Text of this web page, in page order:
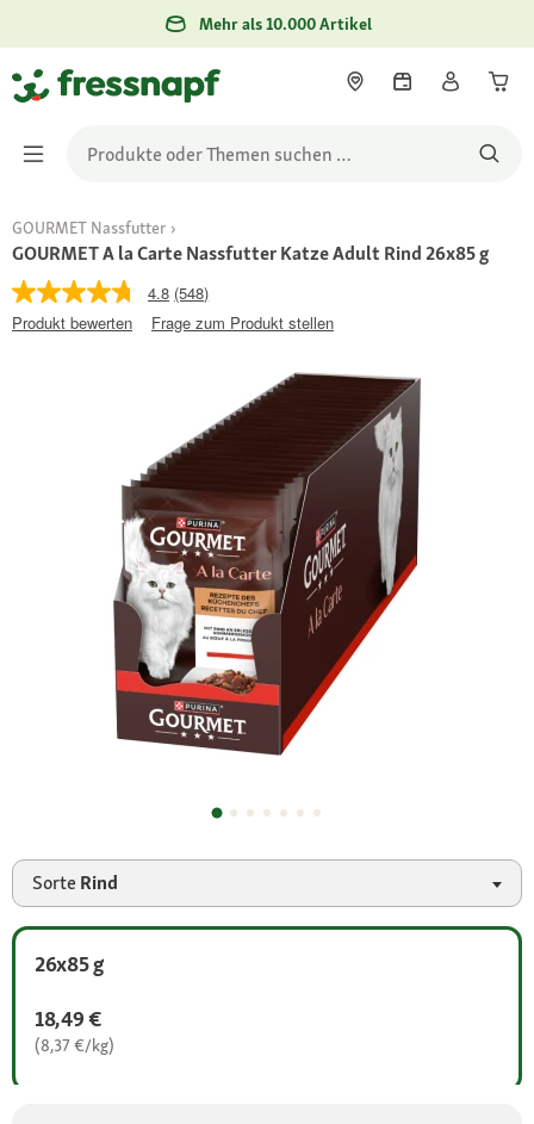
Mehr als 10.000 Artikel
GOURMET Nassfutter
GOURMET A la Carte Nassfutter Katze Adult Rind 26x85 g
4.8 (548)
Produkt bewerten
Frage zum Produkt stellen
Sorte Rind
26x85 g
18,49 €
(8,37 €/kg)